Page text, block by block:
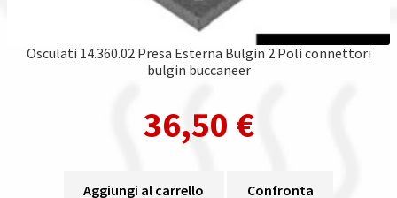
Osculati 14.360.02 Presa Esterna Bulgin 2 Poli connettori
bulgin buccaneer
36,50 €
Aggiungi al carrello Confronta